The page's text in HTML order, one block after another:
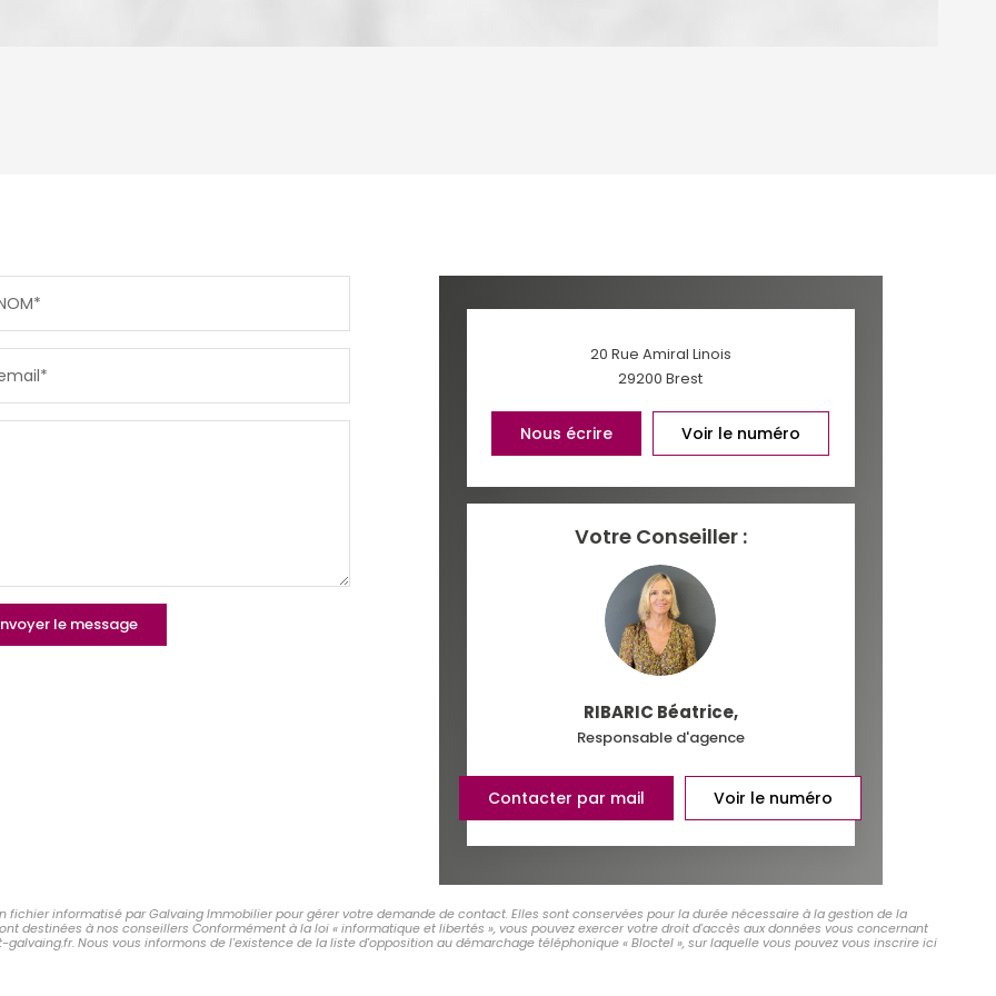
RÉSULTATS DES LYCÉES
COMMERCES MÉDECINS
le message
20 Rue Amiral Linois
29200Brest
Nous écrire Voir le numéro
Votre Conseiller :
RIBARIC Béatrice,
Responsable d'agence
Contacter par mail Voir le numéro
informatisé par Galvaing Immobilier pour gérer votre demande de contact. Elles sont conservées pour la durée nécessaire à la gestion de la
destinées à nos conseillers Conformément à la loi « informatique et libertés », vous pouvez exercer votre droit d'accès aux données vous concernant
Nous vous informons de l'existence de la liste d'opposition au démarchage téléphonique « Bloctel », sur laquelle vous pouvez vous inscrire ici